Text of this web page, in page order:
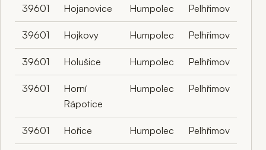
39601 Hojanovice Humpolec Pelhřimov
39601 Hojkovy Humpolec Pelhřimov
39601 Holušice Humpolec Pelhřimov
39601
Horní
Rápotice
Humpolec Pelhřimov
39601 Hořice Humpolec Pelhřimov